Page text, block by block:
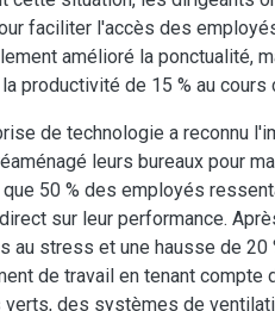
faciliter l'accès des
amélioré la ponctualité,
productivité de 15 % au cours
de technologie a reconnu
leurs bureaux pour
50 % des employés
sur leur performance.
au stress et une hausse de
de travail en tenant compte
des systèmes de